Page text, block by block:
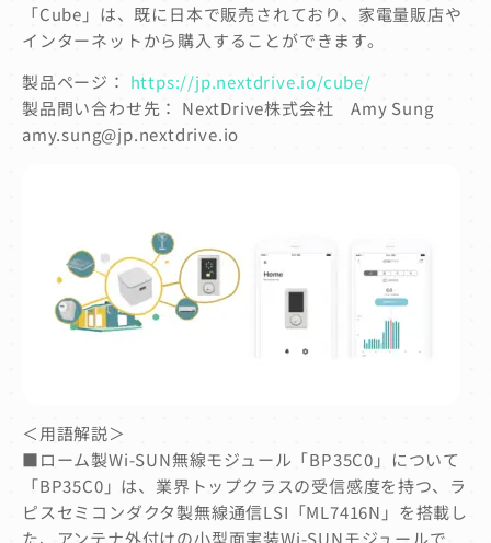
「Cube」は、既に日本で販売されており、家電量販店や
インターネットから購入することができます。
製品ページ： https://jp.nextdrive.io/cube/
製品問い合わせ先： NextDrive株式会社 Amy Sung
amy.sung@jp.nextdrive.io
＜用語解説＞
■ローム製Wi-SUN無線モジュール「BP35C0」について
「BP35C0」は、業界トップクラスの受信感度を持つ、ラ
ピスセミコンダクタ製無線通信LSI「ML7416N」を搭載し
た、アンテナ外付けの小型面実装Wi-SUNモジュールで